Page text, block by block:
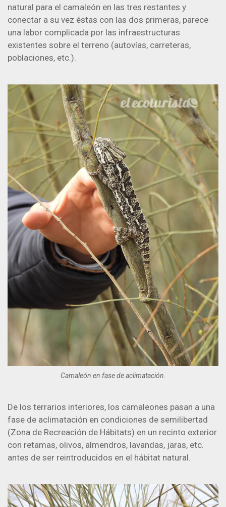
natural para el camaleón en las tres restantes y
conectar a su vez éstas con las dos primeras, parece
una labor complicada por las infraestructuras
existentes sobre el terreno (autovías, carreteras,
poblaciones, etc.).
Camaleón en fase de aclimatación.
De los terrarios interiores, los camaleones pasan a una
fase de aclimatación en condiciones de semilibertad
(Zona de Recreación de Hábitats) en un recinto exterior
con retamas, olivos, almendros, lavandas, jaras, etc.
antes de ser reintroducidos en el hábitat natural.